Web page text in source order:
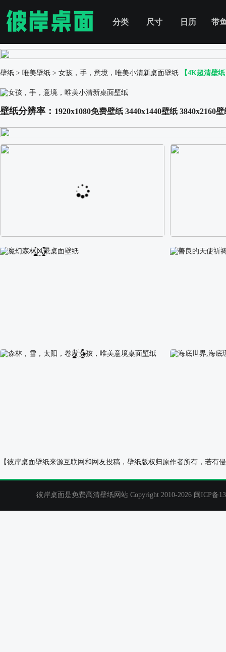
分类 尺寸 日历 带
壁纸 > 唯美壁纸 > 女孩，手，意境，唯美小清新桌面壁纸 【4K超清壁
壁纸分辨率： 1920x1080免费壁纸 3440x1440壁纸 3840x2160壁
阿尔卑斯山区自然风景壁纸 校园长发可爱
魔幻森林风景桌面壁纸 善良的天使祈
【彼岸桌面壁纸来源互联网和网友投稿，壁纸版权归原作者所有，若
彼岸桌面是免费高清壁纸网站 Copyright 2010-2026 闽ICP备